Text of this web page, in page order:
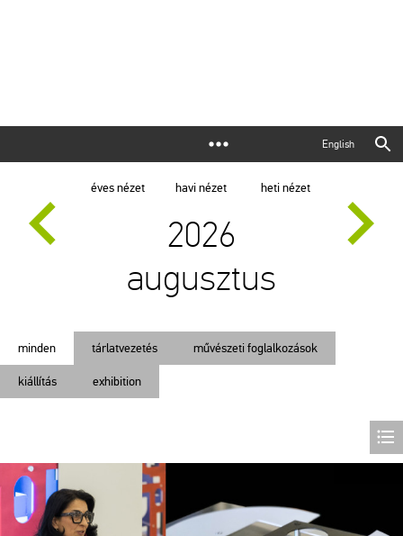
English
éves nézet havi nézet heti nézet
2026
augusztus
minden tárlatvezetés művészeti foglalkozások
kiállítás exhibition